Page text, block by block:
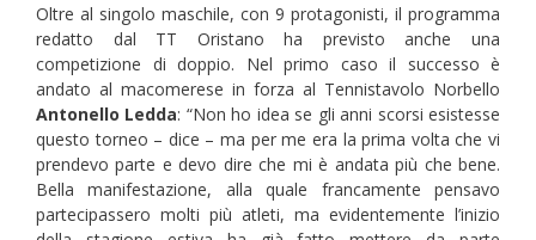
Oltre al singolo maschile, con 9 protagonisti, il programma
redatto dal TT Oristano ha previsto anche una
competizione di doppio. Nel primo caso il successo è
andato al macomerese in forza al Tennistavolo Norbello
Antonello Ledda: “Non ho idea se gli anni scorsi esistesse
questo torneo – dice – ma per me era la prima volta che vi
prendevo parte e devo dire che mi è andata più che bene.
Bella manifestazione, alla quale francamente pensavo
partecipassero molti più atleti, ma evidentemente l’inizio